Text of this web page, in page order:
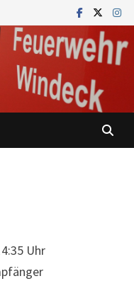
Uhr